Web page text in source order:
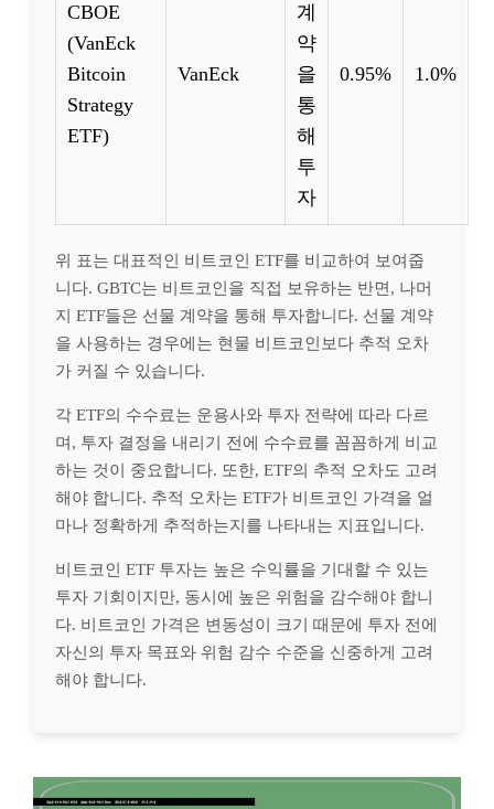
CBOE
(VanEck
Bitcoin
Strategy
ETF)
VanEck
계
약
을
통
해
투
자
0.95% 1.0%
위 표는 대표적인 비트코인 ETF를 비교하여 보여줍
니다. GBTC는 비트코인을 직접 보유하는 반면, 나머
지 ETF들은 선물 계약을 통해 투자합니다. 선물 계약
을 사용하는 경우에는 현물 비트코인보다 추적 오차
가 커질 수 있습니다.
각 ETF의 수수료는 운용사와 투자 전략에 따라 다르
며, 투자 결정을 내리기 전에 수수료를 꼼꼼하게 비교
하는 것이 중요합니다. 또한, ETF의 추적 오차도 고려
해야 합니다. 추적 오차는 ETF가 비트코인 가격을 얼
마나 정확하게 추적하는지를 나타내는 지표입니다.
비트코인 ETF 투자는 높은 수익률을 기대할 수 있는
투자 기회이지만, 동시에 높은 위험을 감수해야 합니
다. 비트코인 가격은 변동성이 크기 때문에 투자 전에
자신의 투자 목표와 위험 감수 수준을 신중하게 고려
해야 합니다.